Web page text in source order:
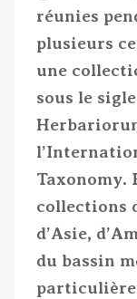
réunies
plusieurs
une
sous le
Taxonomy.
collections
d’Asie,
du bassin